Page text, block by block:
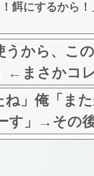
！餌にするから
うから、こ
←まさかコ
w w w w w
ね」俺「ま
す」→その
？？？？？